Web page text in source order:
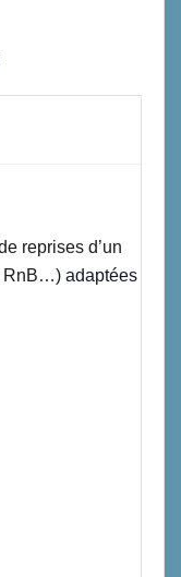
reprises d’un
RnB…) adaptées